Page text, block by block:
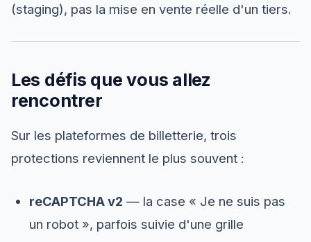
(staging), pas la mise en vente réelle d'un tiers.
Les défis que vous allez
rencontrer
Sur les plateformes de billetterie, trois
protections reviennent le plus souvent :
reCAPTCHA v2 — la case « Je ne suis pas
un robot », parfois suivie d'une grille